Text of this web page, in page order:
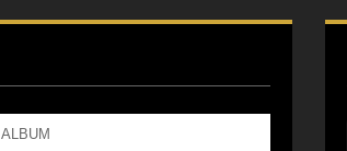
ALBUM